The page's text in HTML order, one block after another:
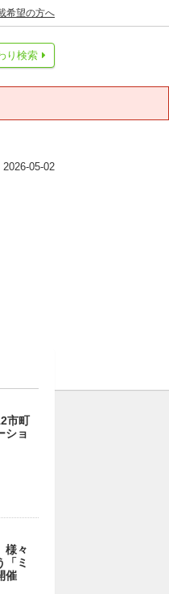
希望の方へ
り検索
05-02
市町
ショ
様々
「ミ
催